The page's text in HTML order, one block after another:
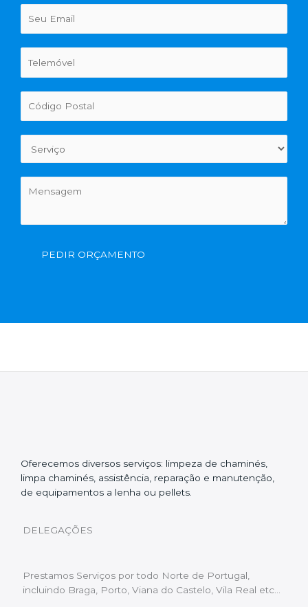
PEDIR ORÇAMENTO
Oferecemos diversos serviços: limpeza de chaminés,
limpa chaminés, assistência, reparação e manutenção,
de equipamentos a lenha ou pellets.
DELEGAÇÕES
Prestamos Serviços por todo Norte de Portugal,
incluindo Braga, Porto, Viana do Castelo, Vila Real etc…